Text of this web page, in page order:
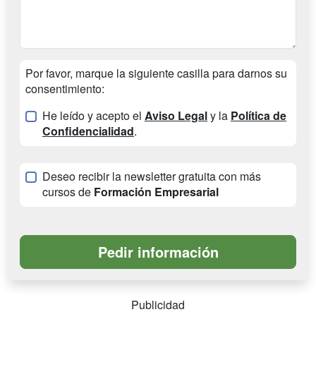
Por favor, marque la siguiente casilla para darnos su
consentimiento:
He leído y acepto el Aviso Legaly la Política de
Confidencialidad.
Deseo recibir la newsletter gratuita con más
cursos de Formación Empresarial
Publicidad